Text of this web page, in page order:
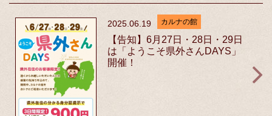
2025.06.19 カルナの館
【告知】6月27日・28日・29日
は「ようこそ県外さんDAYS」
開催！